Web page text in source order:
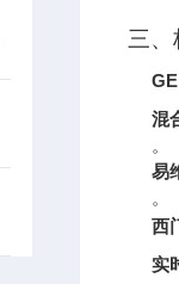
三、
混
。
易
。
西
实